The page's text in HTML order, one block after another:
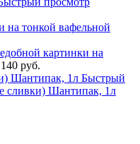
картинки на
140 руб.
Быстрый
сливки) Шантипак, 1л